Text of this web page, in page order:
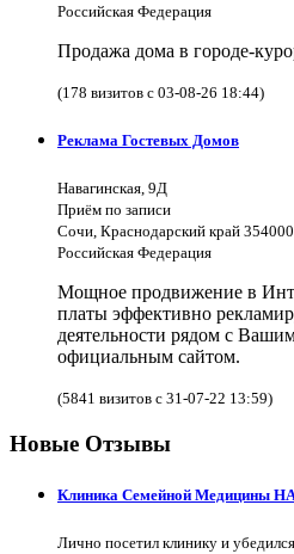
Российская Федерация
Продажа дома в городе-
(178 визитов с 03-08-26 18:44)
Реклама Гостевых Домов
Навагинская, 9Д
Приём по записи
Сочи, Краснодарский край 354000
Российская Федерация
Мощное продвижение в
платы эффективно
деятельности рядом с
официальным сайтом.
(5841 визитов с 31-07-22 13:59)
Новые Отзывы
Клиника Семейной Медицины
Лично посетил клинику и